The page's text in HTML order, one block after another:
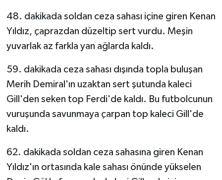
48. dakikada soldan ceza sahası içine giren Kenan
Yıldız, çaprazdan düzeltip sert vurdu. Meşin
yuvarlak az farkla yan ağlarda kaldı.
59. dakikada ceza sahası dışında topla buluşan
Merih Demiral'ın uzaktan sert şutunda kaleci
Gill'den seken top Ferdi'de kaldı. Bu futbolcunun
vuruşunda savunmaya çarpan top kaleci Gill'de
kaldı.
62. dakikada soldan ceza sahasına giren Kenan
Yıldız'ın ortasında kale sahası önünde yükselen